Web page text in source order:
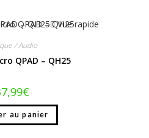
Vue rapide
/ Audio
QPAD – QH25
€
au panier